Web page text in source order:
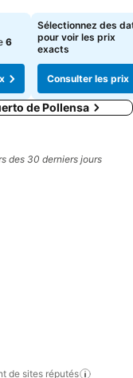
6
Sélectionnez des
pour voir les prix
exacts
Consulter les prix
de Pollensa
des 30 derniers jours
de sites réputés